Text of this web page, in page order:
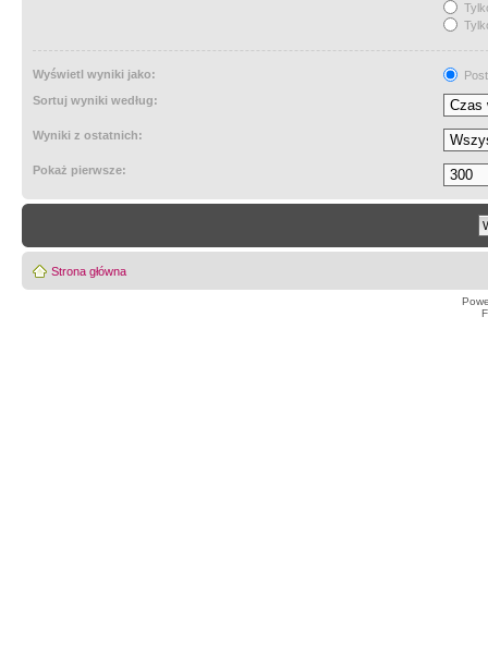
Wyświetl wyniki jako:
Sortuj wyniki według:
Wyniki z ostatnich:
Pokaż pierwsze:
Strona główna